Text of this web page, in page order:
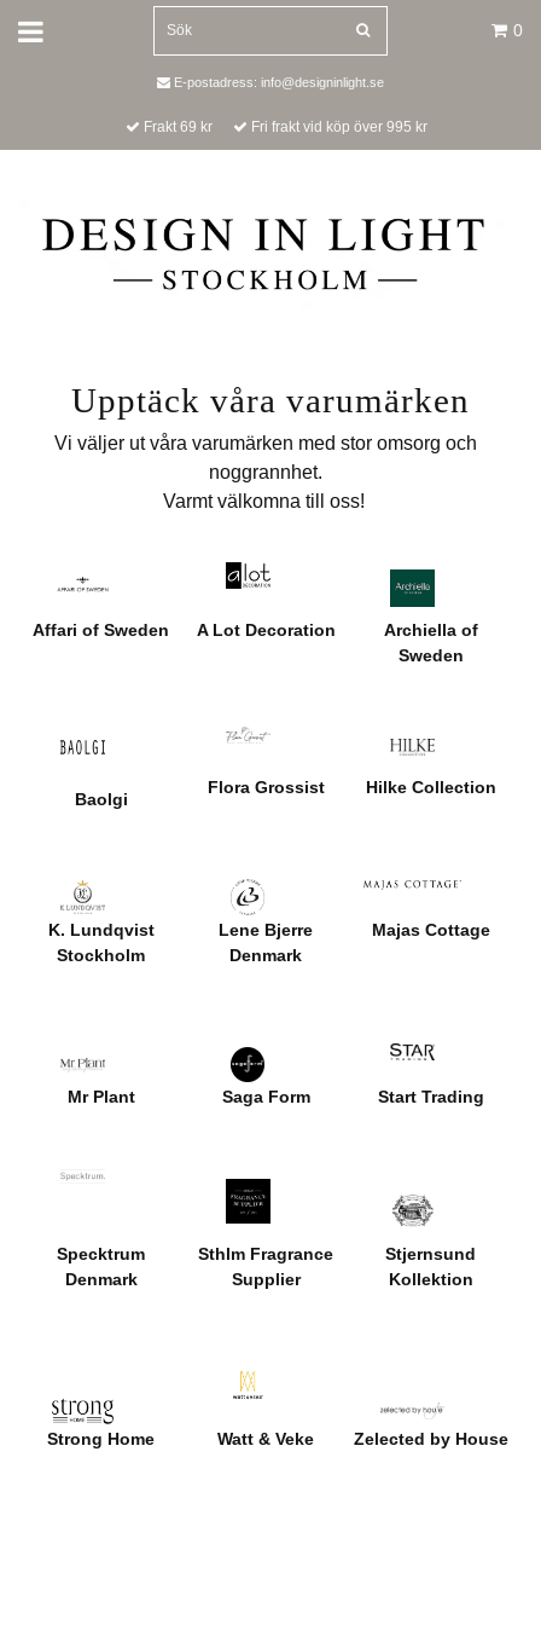
0
E-postadress: info@designinlight.se
Frakt 69 kr Fri frakt vid köp över 995 kr
Upptäck våra varumärken
Vi väljer ut våra varumärken med stor omsorg och
noggrannhet.
Varmt välkomna till oss!
Affari of Sweden A Lot Decoration
Archiella of
Sweden
Baolgi
Flora Grossist Hilke Collection
K. Lundqvist
Stockholm
Lene Bjerre
Denmark
Majas Cottage
Mr Plant Saga Form Start Trading
Specktrum
Denmark
Sthlm Fragrance
Supplier
Stjernsund
Kollektion
Strong Home Watt & Veke Zelected by House